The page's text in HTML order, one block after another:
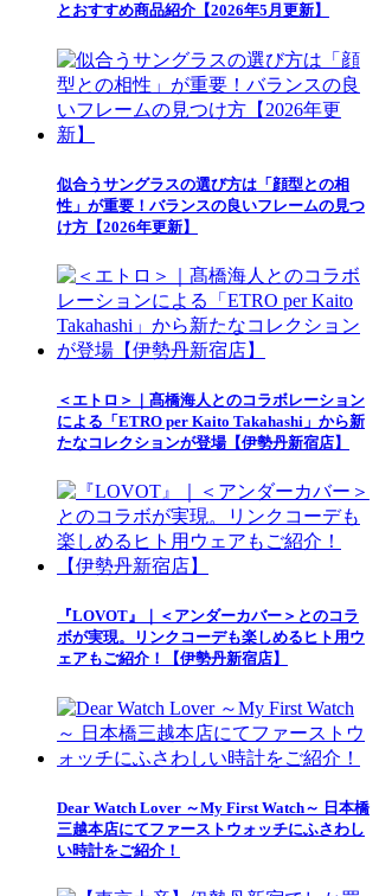
とおすすめ商品紹介【2026年5月更新】
似合うサングラスの選び方は「顔型との相
性」が重要！バランスの良いフレームの見つ
け方【2026年更新】
＜エトロ＞｜髙橋海人とのコラボレーション
による「ETRO per Kaito Takahashi」から新
たなコレクションが登場【伊勢丹新宿店】
『LOVOT』｜＜アンダーカバー＞とのコラ
ボが実現。リンクコーデも楽しめるヒト用ウ
ェアもご紹介！【伊勢丹新宿店】
Dear Watch Lover ～My First Watch～ 日本橋
三越本店にてファーストウォッチにふさわし
い時計をご紹介！